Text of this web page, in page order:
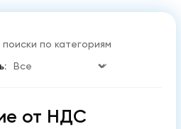
по категориям
от НДС